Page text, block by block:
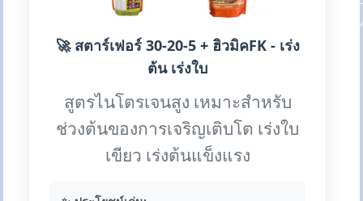
🚀 สตาร์เฟอร์ 30-20-5 + ฮิวมิคFK - เร่ง
ต้น เร่งใบ
สูตรไนโตรเจนสูง เหมาะสำหรับ
ช่วงต้นของการเจริญเติบโต เร่งใบ
เขียว เร่งต้นแข็งแรง